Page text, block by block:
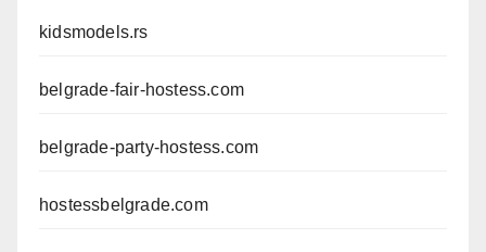
kidsmodels.rs
belgrade-fair-hostess.com
belgrade-party-hostess.com
hostessbelgrade.com